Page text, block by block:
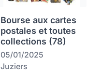
Bourse aux cartes
postales et toutes
collections (78)
05/01/2025
Juziers